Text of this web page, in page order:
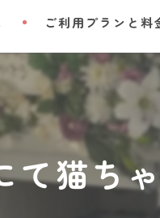
ご利用プランと料
猫ち